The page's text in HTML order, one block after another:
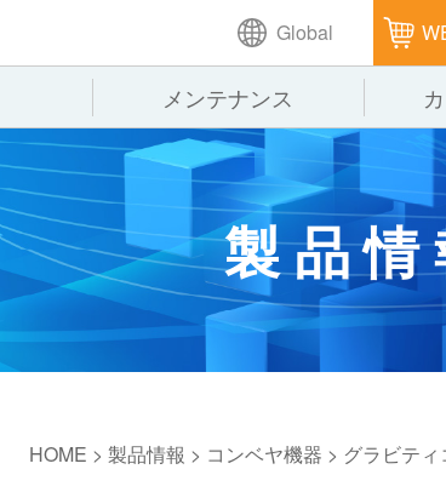
Global
GTPシステム
ピッキングシステム
パレタイズ・デパレタイズ
製造
通販
メンテナンス
企業理念
オークラグループ
オークラの取組み
製品
HOME > 製品情報 > コンベヤ機器 > グラビテ